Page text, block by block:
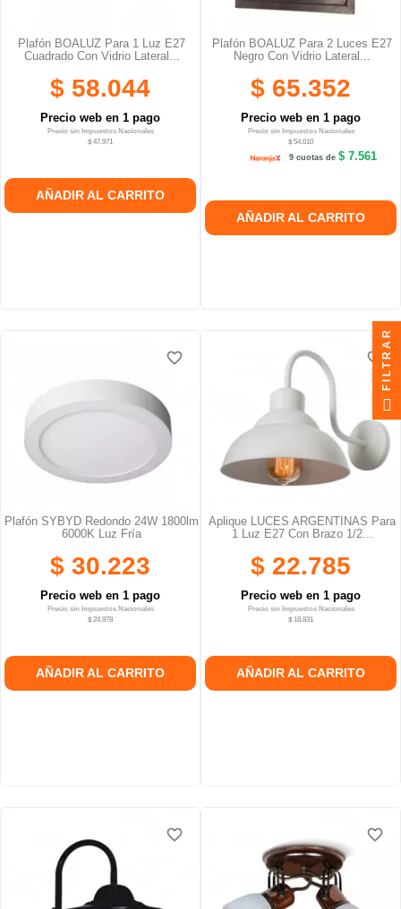
Plafón BOALUZ Para 1 Luz E27
Cuadrado Con Vidrio Lateral...
$ 58.044
Precio web en 1 pago
Precio sin Impuestos Nacionales
$ 47.971
AÑADIR AL CARRITO
Plafón BOALUZ Para 2 Luces E27
Negro Con Vidrio Lateral...
$ 65.352
Precio web en 1 pago
Precio sin Impuestos Nacionales
$ 54.010
9 cuotas de $ 7.561
AÑADIR AL CARRITO
Plafón SYBYD Redondo 24W 1800lm
6000K Luz Fría
$ 30.223
Precio web en 1 pago
Precio sin Impuestos Nacionales
$ 24.978
AÑADIR AL CARRITO
favorite_border
favorite_border
favorite_border
Aplique LUCES ARGENTINAS Para
1 Luz E27 Con Brazo 1/2...
$ 22.785
Precio web en 1 pago
Precio sin Impuestos Nacionales
$ 18.831
AÑADIR AL CARRITO
favorite_border
favorite_border
favorite_border
favorite_border
favorite_border
favorite_border favorite_border
favorite_border
favorite_border
FILTRAR